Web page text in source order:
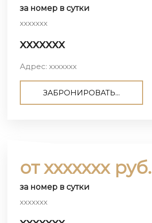
за номер в сутки
ххххххх
ххххххх
Адрес: ххххххх
ЗАБРОНИРОВАТЬ...
от ххххххх руб.
за номер в сутки
ххххххх